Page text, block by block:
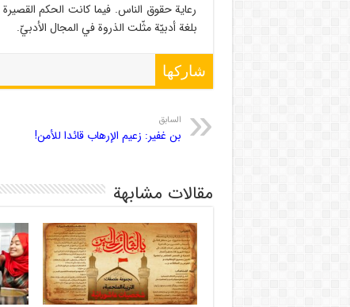
رعاية حقوق الناس. فيما كانت الحكم
بلغة أدبيّة مثّلت الذروة في المجال الأدبيّ.
شاركها
السابق
بن غفير: زعيم الإرهاب قائدا للأمن!
مقالات مشابهة